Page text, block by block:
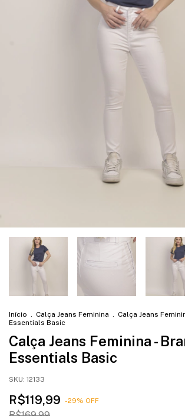
Início . Calça Jeans Feminina . Calça Jeans
Essentials Basic
Calça Jeans Feminina -
Essentials Basic
SKU: 12133
R$119,99 -29% OFF